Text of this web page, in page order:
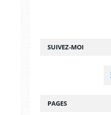
SUIVEZ-MOI
PAGES